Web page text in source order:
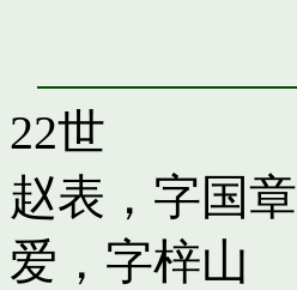
22世
赵表，字国章
爱，字梓山